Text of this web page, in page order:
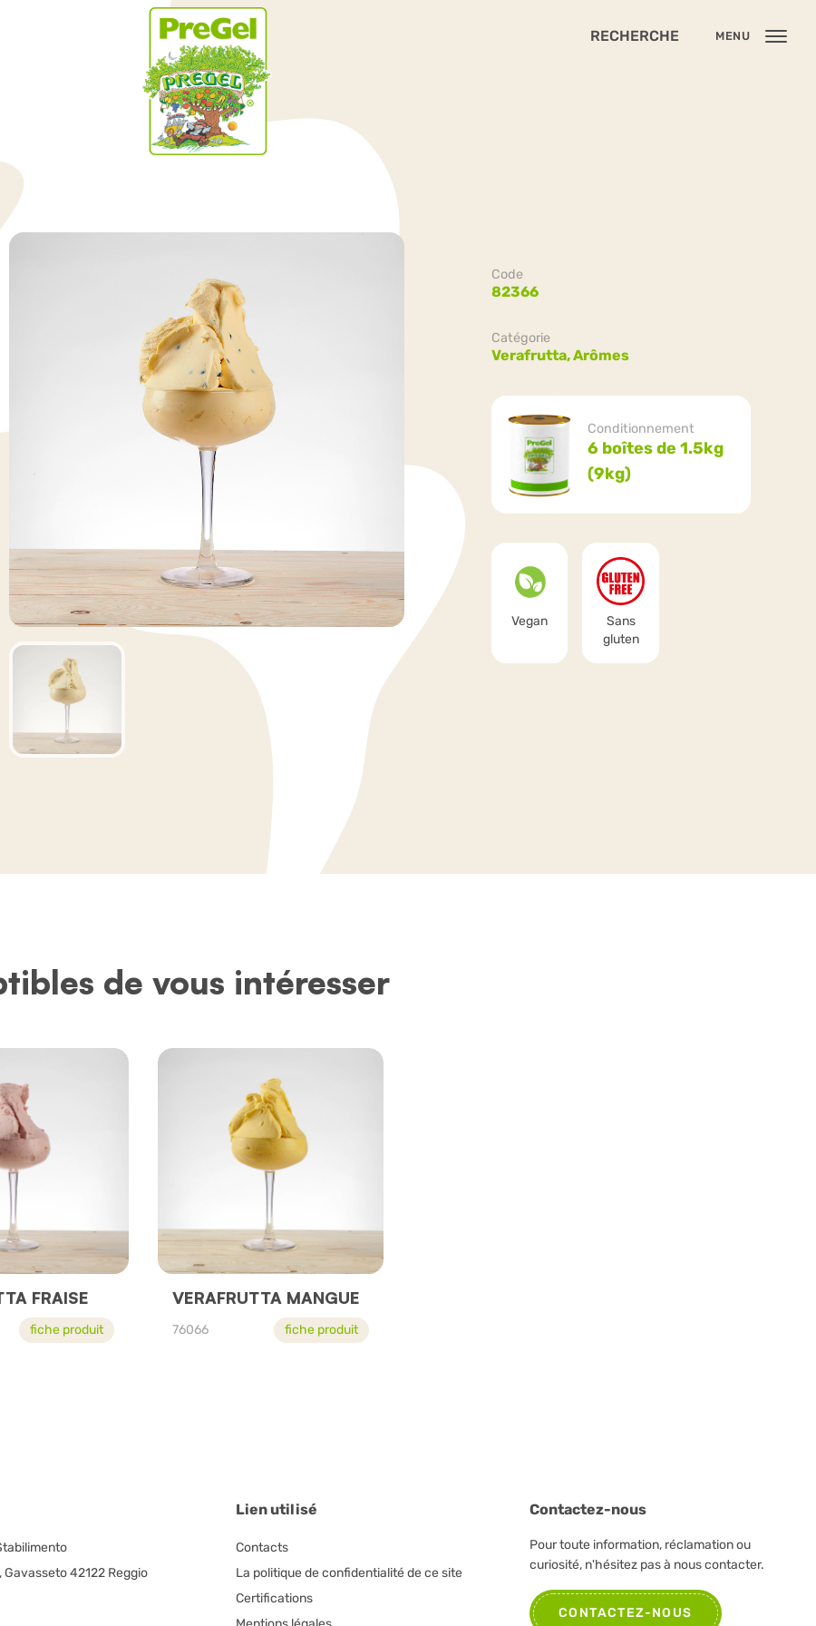
RECHERCHE MENU
Code
82366
Catégorie
Verafrutta,Arômes
Conditionnement
6 boîtes de 1.5kg
(9kg)
Vegan
Sans
gluten
de vous intéresser
FRAISE
fiche produit
VERAFRUTTA MANGUE
76066 fiche produit
Gavasseto 42122 Reggio
Lien utilisé
Contacts
La politique de confidentialité de ce site
Certifications
Contactez-nous
Pour toute information, réclamation ou
curiosité, n'hésitez pas à nous contacter.
CONTACTEZ-NOUS